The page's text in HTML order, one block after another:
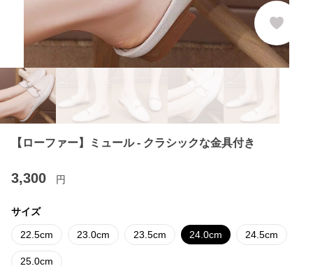
【ローファー】ミュール - クラシックな金具付き
3,300 円
サイズ
22.5cm 23.0cm 23.5cm 24.0cm 24.5cm
25.0cm